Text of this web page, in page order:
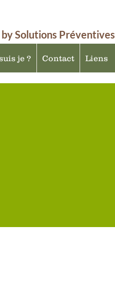
je ? Contact Liens
by Solutions Préventives